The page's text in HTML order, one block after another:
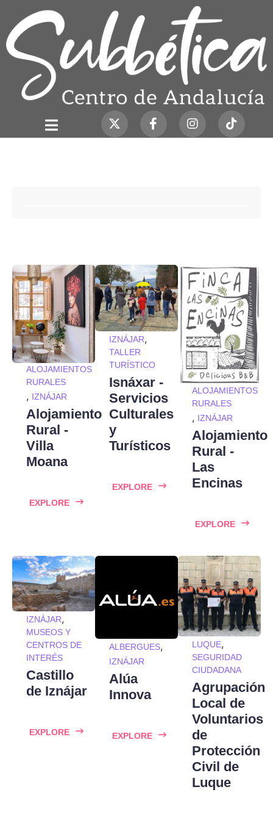
ALOJAMIENTOS
RURALES
, IZNÁJAR
Alojamiento
Rural -
Villa
Moana
EXPLORE
IZNÁJAR,
TALLER
TURÍSTICO
Isnáxar -
Servicios
Culturales
y
Turísticos
EXPLORE
ALOJAMIENTOS
RURALES
, IZNÁJAR
Alojamiento
Rural -
Las
Encinas
EXPLORE
IZNÁJAR,
MUSEOS Y
CENTROS DE
INTERÉS
Castillo
de Iznájar
EXPLORE
ALBERGUES,
IZNÁJAR
Alúa
Innova
EXPLORE
LUQUE,
SEGURIDAD
CIUDADANA
Agrupación
Local de
Voluntarios
de
Protección
Civil de
Luque